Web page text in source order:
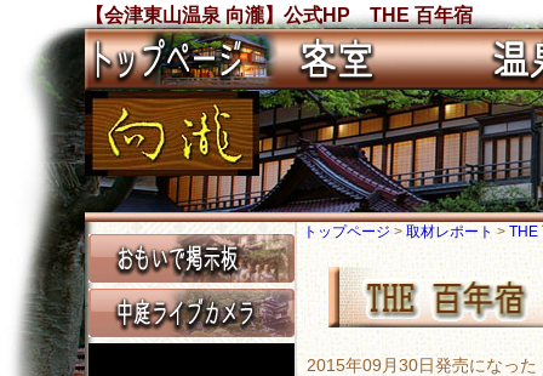
【会津東山温泉 向瀧】公式HP THE 百年宿
トップページ> 取材レポート> THE
2015年09月30日発売になっ